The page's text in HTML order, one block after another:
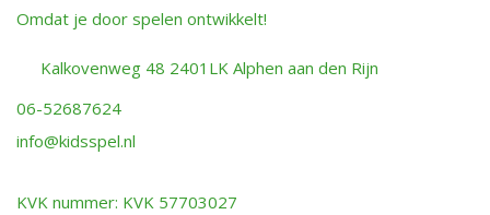
Omdat je door spelen ontwikkelt!
Kalkovenweg 48 2401LK Alphen aan den Rijn
06-52687624
info@kidsspel.nl
KVK nummer: KVK 57703027